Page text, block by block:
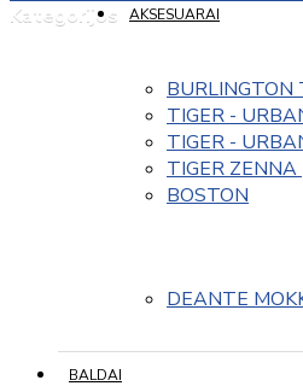
Kategorijos AKSESUARAI
TIGER -
TIGER -
TIGER ZENNA
BOSTON
DEANTE
BALDAI